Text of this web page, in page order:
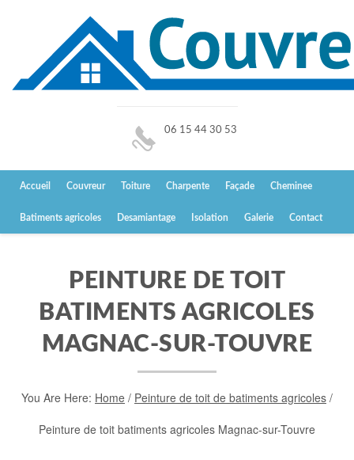
06 15 44 30 53
Accueil Couvreur Toiture Charpente Façade Cheminee
Batiments agricoles Desamiantage Isolation Galerie Contact
PEINTURE DE TOIT
BATIMENTS AGRICOLES
MAGNAC-SUR-TOUVRE
You Are Here: Home / Peinture de toit de batiments agricoles /
Peinture de toit batiments agricoles Magnac-sur-Touvre